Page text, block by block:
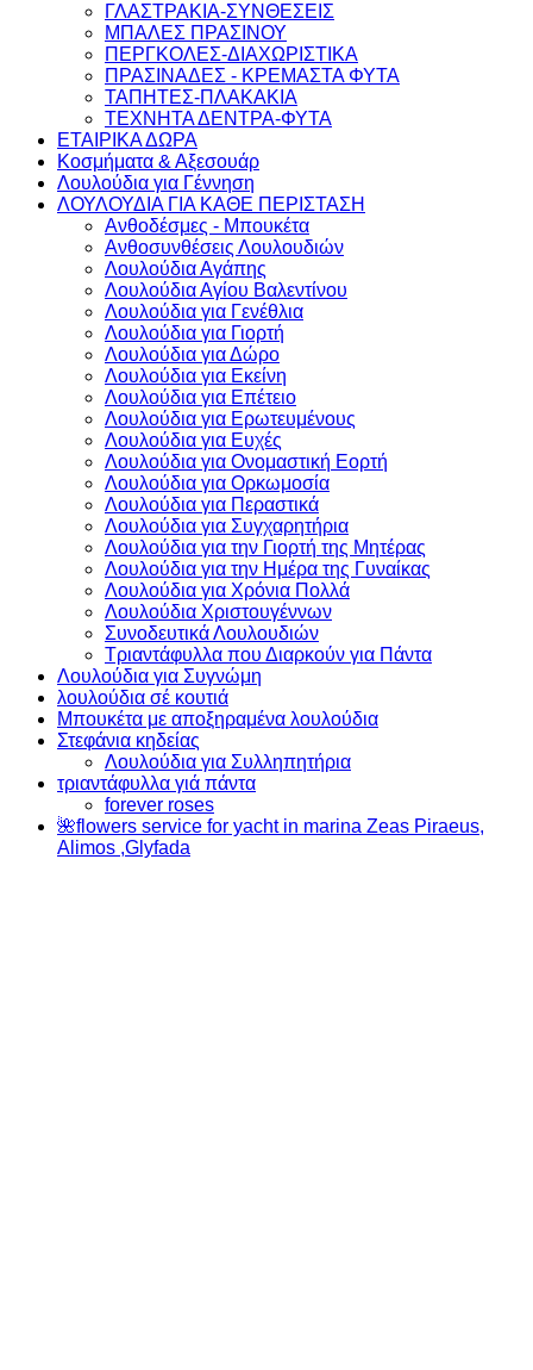
ΓΛΑΣΤΡΑΚΙΑ-ΣΥΝΘΕΣΕΙΣ
ΜΠΑΛΕΣ ΠΡΑΣΙΝΟΥ
ΠΕΡΓΚΟΛΕΣ-ΔΙΑΧΩΡΙΣΤΙΚΑ
ΠΡΑΣΙΝΑΔΕΣ - ΚΡΕΜΑΣΤΑ ΦΥΤΑ
ΤΑΠΗΤΕΣ-ΠΛΑΚΑΚΙΑ
ΤΕΧΝΗΤΑ ΔΕΝΤΡΑ-ΦΥΤΑ
ΕΤΑΙΡΙΚΑ ΔΩΡΑ
Κοσμήματα & Αξεσουάρ
Λουλούδια για Γέννηση
ΛΟΥΛΟΥΔΙΑ ΓΙΑ ΚΑΘΕ ΠΕΡΙΣΤΑΣΗ
Ανθοδέσμες - Μπουκέτα
Ανθοσυνθέσεις Λουλουδιών
Λουλούδια Αγάπης
Λουλούδια Αγίου Βαλεντίνου
Λουλούδια για Γενέθλια
Λουλούδια για Γιορτή
Λουλούδια για Δώρο
Λουλούδια για Εκείνη
Λουλούδια για Επέτειο
Λουλούδια για Ερωτευμένους
Λουλούδια για Ευχές
Λουλούδια για Ονομαστική Εορτή
Λουλούδια για Ορκωμοσία
Λουλούδια για Περαστικά
Λουλούδια για Συγχαρητήρια
Λουλούδια για την Γιορτή της Μητέρας
Λουλούδια για την Ημέρα της Γυναίκας
Λουλούδια για Χρόνια Πολλά
Λουλούδια Χριστουγέννων
Συνοδευτικά Λουλουδιών
Τριαντάφυλλα που Διαρκούν για Πάντα
Λουλούδια για Συγνώμη
λουλούδια σέ κουτιά
Μπουκέτα με αποξηραμένα λουλούδια
Στεφάνια κηδείας
Λουλούδια για Συλληπητήρια
τριαντάφυλλα γιά πάντα
forever roses
🌺flowers service for yacht in marina Zeas Piraeus,
Alimos ,Glyfada